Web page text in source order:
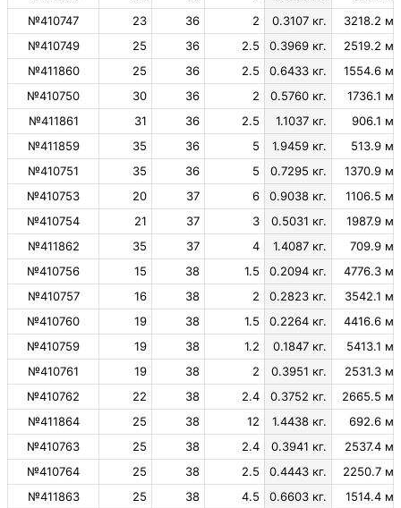
№410747
23 36 2 0.3107 кг.
3218.2 м.
№410749
25 36 2.5 0.3969 кг.
2519.2 м.
№411860
25 36 2.5 0.6433 кг.
1554.6 м.
№410750
30 36 2 0.5760 кг.
1736.1 м.
№411861
31 36 2.5 1.1037 кг.
906.1 м.
№411859
35 36 5 1.9459 кг.
513.9 м.
№410751
35 36 5 0.7295 кг.
1370.9 м.
№410753
20 37 6 0.9038 кг.
1106.5 м.
№410754
21 37 3 0.5031 кг.
1987.9 м.
№411862
35 37 4 1.4087 кг.
709.9 м.
№410756
15 38 1.5 0.2094 кг.
4776.3 м.
№410757
16 38 2 0.2823 кг.
3542.1 м.
№410760
19 38 1.5 0.2264 кг.
4416.6 м.
№410759
19 38 1.2 0.1847 кг.
5413.1 м.
№410761
19 38 2 0.3951 кг.
2531.3 м.
№410762
22 38 2.4 0.3752 кг.
2665.5 м.
№411864
25 38 12 1.4438 кг.
692.6 м.
№410763
25 38 2.4 0.3941 кг.
2537.4 м.
№410764
25 38 2.5 0.4443 кг.
2250.7 м.
№411863
25 38 4.5 0.6603 кг.
1514.4 м.